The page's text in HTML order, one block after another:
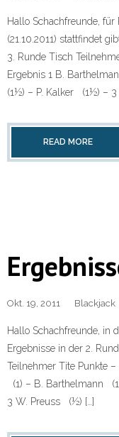
Hallo Schachfreunde,
(21.10.2011) stattfindet
3. Runde Tisch
Ergebnis 1 B.
(1½) – P. Kalker (1½) –
READ MORE
Okt. 19, 2011 Blackjack
Hallo Schachfreunde, in
Ergebnisse in der 2.
Teilnehmer Tite Punkte
(1) – B. Barthelmann
3 W. Preuss (½) […]